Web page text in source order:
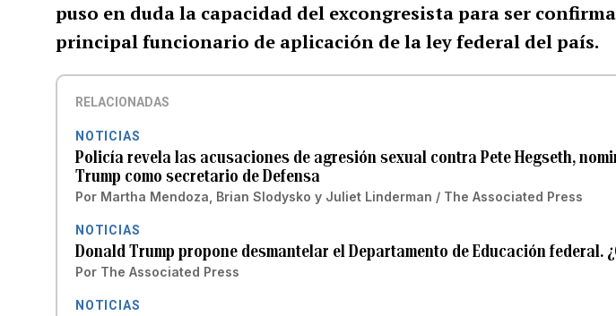
puso en duda la capacidad del excongresista para ser
principal funcionario de aplicación de la ley federal del país.
RELACIONADAS
NOTICIAS
Policía revela las acusaciones de agresión sexual contra Pete Hegseth,
Trump como secretario de Defensa
Por Martha Mendoza, Brian Slodysko y Juliet Linderman / The Associated Press
NOTICIAS
Donald Trump propone desmantelar el Departamento de Educación federal.
Por The Associated Press
NOTICIAS